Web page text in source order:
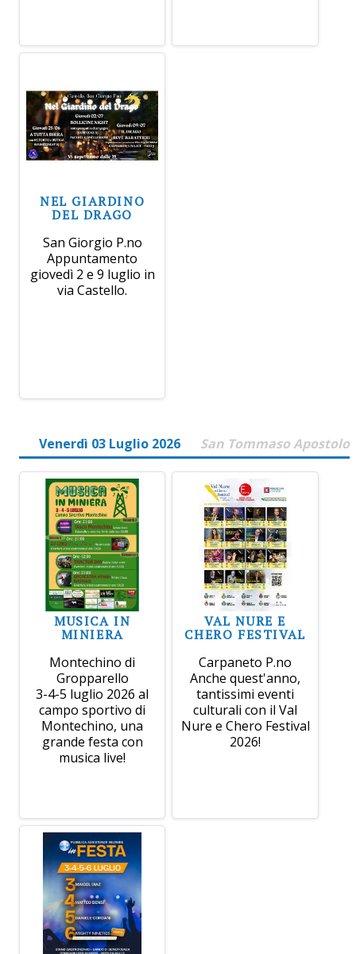
NEL GIARDINO
DEL DRAGO
San Giorgio P.no
Appuntamento
giovedì 2 e 9 luglio in
via Castello.
Venerdì 03 Luglio 2026 San Tommaso Apostolo
MUSICA IN
MINIERA
Montechino di
Gropparello
3-4-5 luglio 2026 al
campo sportivo di
Montechino, una
grande festa con
musica live!
VAL NURE E
CHERO FESTIVAL
Carpaneto P.no
Anche quest'anno,
tantissimi eventi
culturali con il Val
Nure e Chero Festival
2026!